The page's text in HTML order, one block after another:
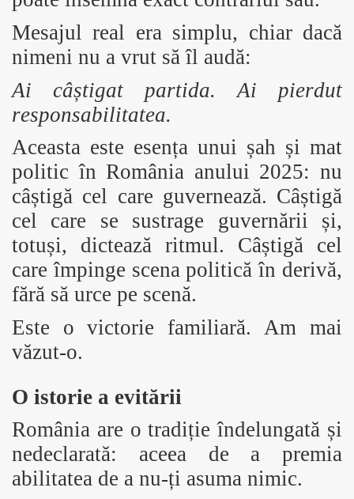
Mesajul real era simplu, chiar dacă
nimeni nu a vrut să îl audă:
Ai câștigat partida. Ai pierdut
responsabilitatea.
Aceasta este esența unui șah și mat
politic în România anului 2025: nu
câștigă cel care guvernează. Câștigă
cel care se sustrage guvernării și,
totuși, dictează ritmul. Câștigă cel
care împinge scena politică în derivă,
fără să urce pe scenă.
Este o victorie familiară. Am mai
văzut-o.
O istorie a evitării
România are o tradiție îndelungată și
nedeclarată: aceea de a premia
abilitatea de a nu-ți asuma nimic.